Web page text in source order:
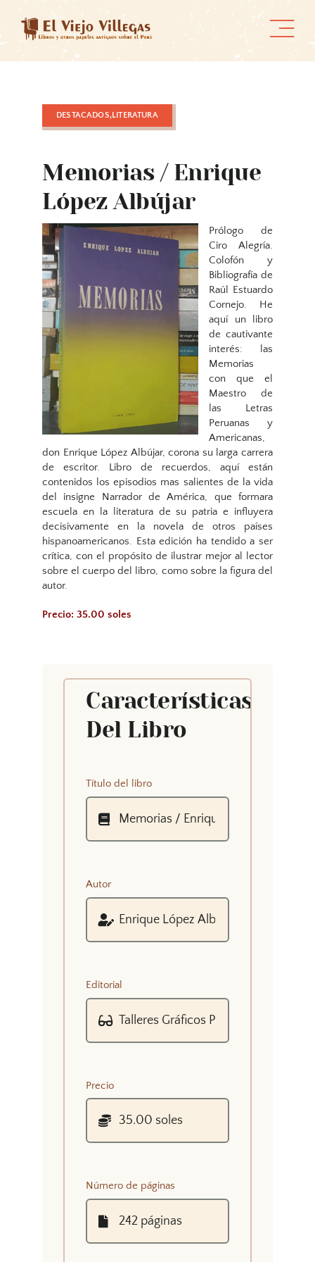
content
DESTACADOS,LITERATURA
Memorias / Enrique
López Albújar
Prólogo de
Ciro Alegría.
Colofón y
Bibliografía de
Raúl Estuardo
Cornejo. He
aquí un libro
de cautivante
interés: las
Memorias
con que el
Maestro de
las Letras
Peruanas y
Americanas,
don Enrique López Albújar, corona su larga carrera
de escritor. Libro de recuerdos, aquí están
contenidos los episodios mas salientes de la vida
del insigne Narrador de América, que formara
escuela en la literatura de su patria e influyera
decisivamente en la novela de otros países
hispanoamericanos. Esta edición ha tendido a ser
crítica, con el propósito de ilustrar mejor al lector
sobre el cuerpo del libro, como sobre la figura del
autor.
Precio: 35.00 soles
Características
Del Libro
Título del libro
Autor
Editorial
Precio
Número de páginas